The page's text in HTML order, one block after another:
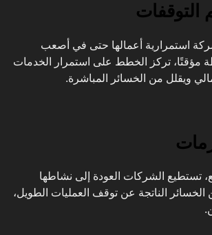
التوقفات
استمرارية أعمالها حتى في أصعب
مؤقتًا، تركز الخطط على استمرار الخدمات
ويقلل من الخسائر المباشرة.
، تستطيع الشركات العودة إلى نشاطها
الناتجة عن توقف العمليات الطويل،